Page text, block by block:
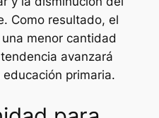
Como resultado, el
menor cantidad
avanzará
primaria.